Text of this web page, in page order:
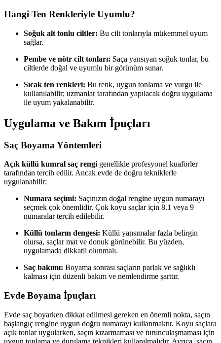
Hangi Ten Renkleriyle Uyumlu?
Soğuk alt tonlu ciltler: Bu cilt tonlarıyla mükemmel uyum
sağlar.
Pembe ve nötr cilt tonları: Saça yansıyan soğuk tonlar, bu
ciltlerde doğal ve uyumlu bir görünüm sunar.
Sıcak ten renkleri: Bu renk, uygun tonlama ve vurgu ile
kullanılabilir; uzmanlar tarafından yapılacak doğru uygulama
ile uyum yakalanabilir.
Uygulama ve Bakım İpuçları
Saç Boyama Yöntemleri
Açık küllü kumral saç rengigenellikle profesyonel kuaförler
tarafından tercih edilir. Ancak evde de doğru tekniklerle
uygulanabilir:
Numara seçimi: Saçınızın doğal rengine uygun numarayı
seçmek çok önemlidir. Çok koyu saçlar için 8.1 veya 9
numaralar tercih edilebilir.
Küllü tonların dengesi: Küllü yansımalar fazla belirgin
olursa, saçlar mat ve donuk görünebilir. Bu yüzden,
uygulamada dikkatli olunmalı.
Saç bakımı: Boyama sonrası saçların parlak ve sağlıklı
kalması için düzenli bakım ve nemlendirme şarttır.
Evde Boyama İpuçları
Evde saç boyarken dikkat edilmesi gereken en önemli nokta, saçın
başlangıç rengine uygun doğru numarayı kullanmaktır. Koyu saçlara
açık tonlar uygularken, saçın kızarmaması ve turunculaşmaması için
uygun tonlama ve durulama teknikleri kullanılmalıdır. Ayrıca, saçın